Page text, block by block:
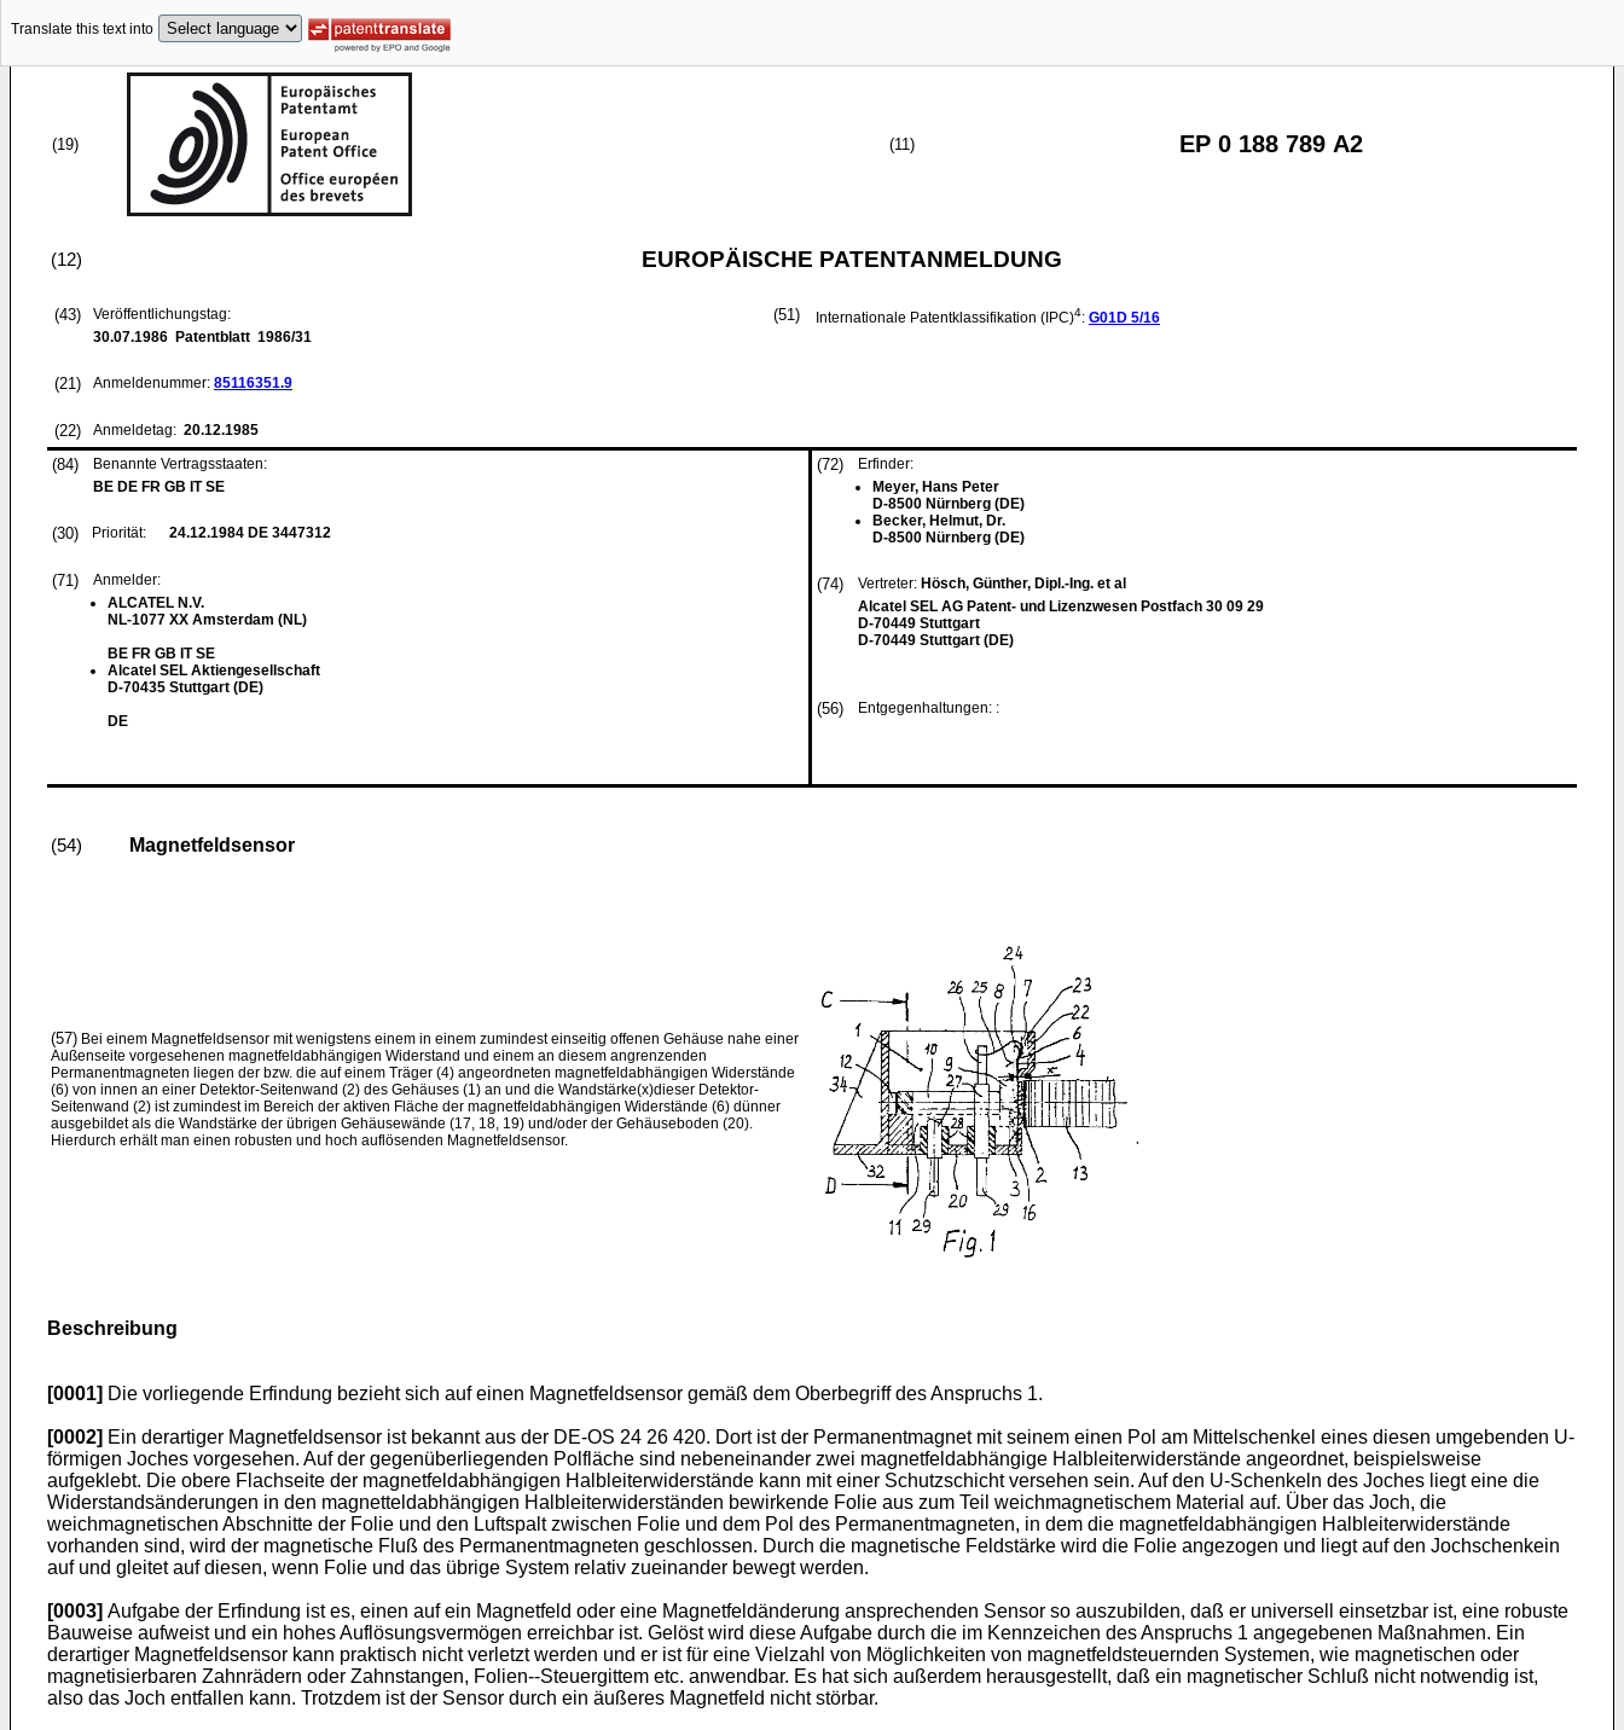
Translate this text into
(19) (11) EP 0 188 789 A2
(12) EUROPÄISCHE PATENTANMELDUNG
(43)
Veröffentlichungstag:
30.07.1986 Patentblatt 1986/31
(21) Anmeldenummer: 85116351.9
(22) Anmeldetag: 20.12.1985
(51) Internationale Patentklassifikation (IPC)4: G01D 5/16
(84)
Benannte Vertragsstaaten:
BE DE FR GB IT SE
(30) Priorität: 24.12.1984 DE 3447312
(71)
Anmelder:
ALCATEL N.V.
NL-1077 XX Amsterdam (NL)
BE FR GB IT SE
Alcatel SEL Aktiengesellschaft
D-70435 Stuttgart (DE)
DE
(72)
Erfinder:
Meyer, Hans Peter
D-8500 Nürnberg (DE)
Becker, Helmut, Dr.
D-8500 Nürnberg (DE)
(74) Vertreter: Hösch, Günther, Dipl.-Ing. et al
Alcatel SEL AG Patent- und Lizenzwesen Postfach 30 09 29
D-70449 Stuttgart
D-70449 Stuttgart (DE)
(56) Entgegenhaltungen: :
(54) Magnetfeldsensor
(57) Bei einem Magnetfeldsensor mit wenigstens einem in einem zumindest einseitig offenen Gehäuse nahe einer
Außenseite vorgesehenen magnetfeldabhängigen Widerstand und einem an diesem angrenzenden
Permanentmagneten liegen der bzw. die auf einem Träger (4) angeordneten magnetfeldabhängigen Widerstände
(6) von innen an einer Detektor-Seitenwand (2) des Gehäuses (1) an und die Wandstärke(x)dieser Detektor-
Seitenwand (2) ist zumindest im Bereich der aktiven Fläche der magnetfeldabhängigen Widerstände (6) dünner
ausgebildet als die Wandstärke der übrigen Gehäusewände (17, 18, 19) und/oder der Gehäuseboden (20).
Hierdurch erhält man einen robusten und hoch auflösenden Magnetfeldsensor.
Beschreibung
[0001] Die vorliegende Erfindung bezieht sich auf einen Magnetfeldsensor gemäß dem Oberbegriff des Anspruchs 1.
[0002] Ein derartiger Magnetfeldsensor ist bekannt aus der DE-OS 24 26 420. Dort ist der Permanentmagnet mit seinem einen Pol am Mittelschenkel eines diesen umgebenden U-
förmigen Joches vorgesehen. Auf der gegenüberliegenden Polfläche sind nebeneinander zwei magnetfeldabhängige Halbleiterwiderstände angeordnet, beispielsweise
aufgeklebt. Die obere Flachseite der magnetfeldabhängigen Halbleiterwiderstände kann mit einer Schutzschicht versehen sein. Auf den U-Schenkeln des Joches liegt eine die
Widerstandsänderungen in den magnetteldabhängigen Halbleiterwiderständen bewirkende Folie aus zum Teil weichmagnetischem Material auf. Über das Joch, die
weichmagnetischen Abschnitte der Folie und den Luftspalt zwischen Folie und dem Pol des Permanentmagneten, in dem die magnetfeldabhängigen Halbleiterwiderstände
vorhanden sind, wird der magnetische Fluß des Permanentmagneten geschlossen. Durch die magnetische Feldstärke wird die Folie angezogen und liegt auf den Jochschenkein
auf und gleitet auf diesen, wenn Folie und das übrige System relativ zueinander bewegt werden.
[0003] Aufgabe der Erfindung ist es, einen auf ein Magnetfeld oder eine Magnetfeldänderung ansprechenden Sensor so auszubilden, daß er universell einsetzbar ist, eine robuste
Bauweise aufweist und ein hohes Auflösungsvermögen erreichbar ist. Gelöst wird diese Aufgabe durch die im Kennzeichen des Anspruchs 1 angegebenen Maßnahmen. Ein
derartiger Magnetfeldsensor kann praktisch nicht verletzt werden und er ist für eine Vielzahl von Möglichkeiten von magnetfeldsteuernden Systemen, wie magnetischen oder
magnetisierbaren Zahnrädern oder Zahnstangen, Folien--Steuergittem etc. anwendbar. Es hat sich außerdem herausgestellt, daß ein magnetischer Schluß nicht notwendig ist,
also das Joch entfallen kann. Trotzdem ist der Sensor durch ein äußeres Magnetfeld nicht störbar.